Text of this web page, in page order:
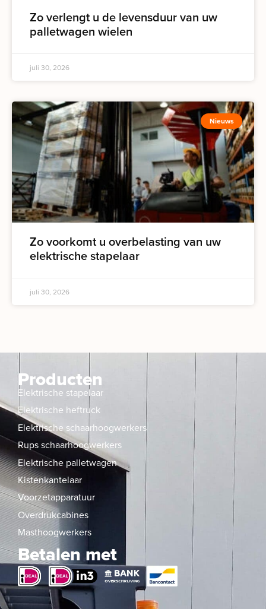
Zo verlengt u de levensduur van uw
palletwagen wielen
juli 30, 2026
Nieuws
Zo voorkomt u overbelasting van uw
elektrische stapelaar
juli 30, 2026
Producten
Elektrische stapelaar
Elektrische heftruck
Elektrische schaarhoogwerkers
Rups schaarhoogwerkers
Elektrische palletwagen
Kistenkantelaar
Voorzetapparatuur
Overdrukcabines
Masthoogwerkers
Betalen met